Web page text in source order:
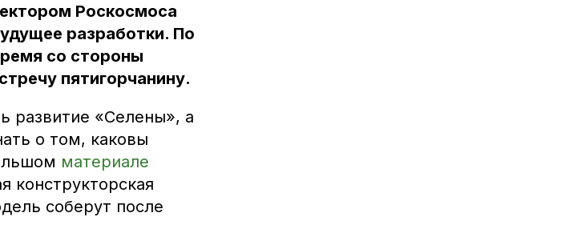
Роскосмоса
разработки. По
со стороны
пятигорчанину.
развитие «Селены», а
о том, каковы
материале
конструкторская
соберут после